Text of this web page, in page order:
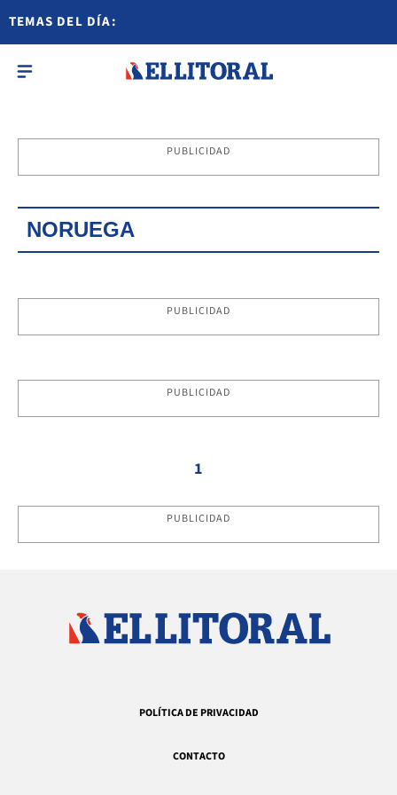
TEMAS DEL DÍA:
PUBLICIDAD
NORUEGA
PUBLICIDAD
PUBLICIDAD
1
PUBLICIDAD
POLÍTICA DE PRIVACIDAD
CONTACTO